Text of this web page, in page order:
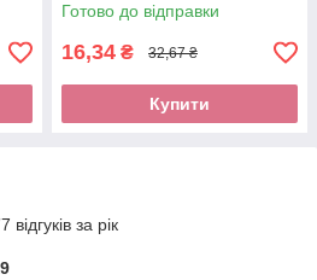
Готово до відправки
16,34 ₴ 32,67 ₴
Купити
за рік